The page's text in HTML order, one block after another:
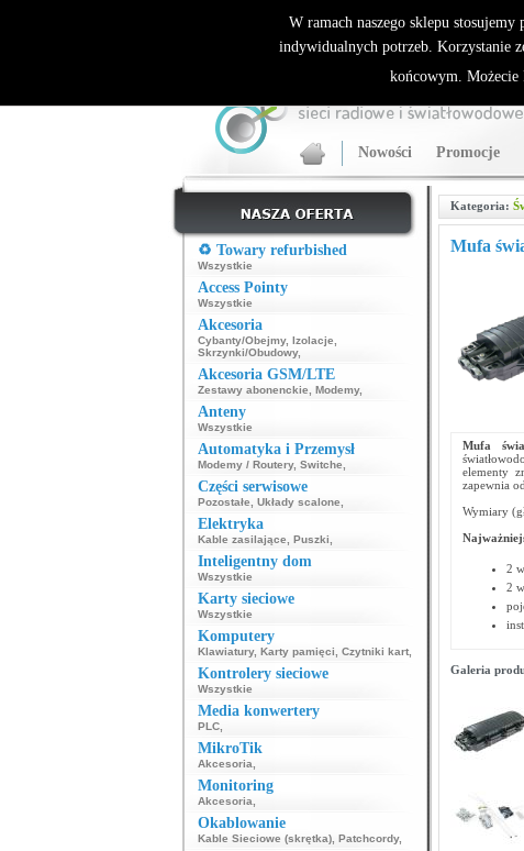
ALLNET.PL Sieci bezprzewodowe - generalny
Nowości Promocje
♻️ Towary refurbished
Wszystkie
Access Pointy
Wszystkie
Akcesoria
Cybanty/Obejmy, Izolacje
Skrzynki/Obudowy,
Akcesoria GSM/LTE
Zestawy abonenckie Modemy,
Anteny
Wszystkie
Automatyka i Przemysł
Modemy / Routery, Switche
Części serwisowe
Pozostałe Układy scalone
Elektryka
Kable zasilające Puszki
Inteligentny dom
Wszystkie
Karty sieciowe
Wszystkie
Komputery
Klawiatury, Karty pamięci Czytniki kart,
Kontrolery sieciowe
Wszystkie
Media konwertery
PLC,
MikroTik
Akcesoria
Monitoring
Akcesoria
Okablowanie
Kable Sieciowe (skrętka), Patchcordy,
Kategoria:
Mufa
Mufa
elementy
zapewnia
Wymiary
2
2
Galeria
W ramach naszego sklepu
indywidualnych potrzeb. Korzystanie
końcowym. Możecie